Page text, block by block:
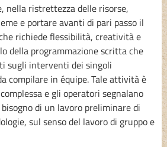
nella ristrettezza delle risorse,
e portare avanti di pari passo il
richiede flessibilità, creatività e
della programmazione scritta che
sugli interventi dei singoli
compilare in équipe. Tale attività è
e gli operatori segnalano
di un lavoro preliminare di
sul senso del lavoro di gruppo e